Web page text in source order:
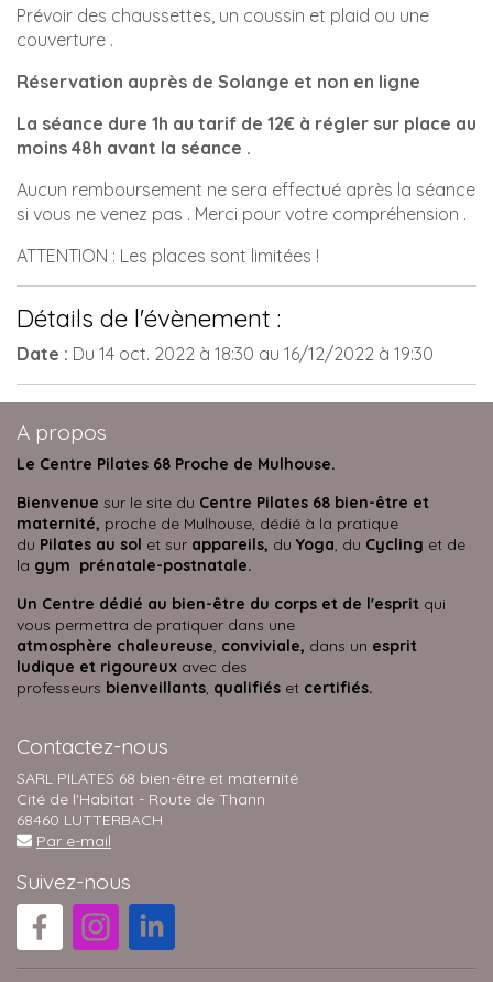
Prévoir des chaussettes, un coussin et plaid ou une
couverture .
Réservation auprès de Solange et non en ligne
La séance dure 1h au tarif de 12€ à régler sur place au
moins 48h avant la séance .
Aucun remboursement ne sera effectué après la séance
si vous ne venez pas . Merci pour votre compréhension .
ATTENTION : Les places sont limitées !
Détails de l'évènement :
Date : Du 14 oct. 2022 à 18:30 au 16/12/2022 à 19:30
A propos
Le Centre Pilates 68 Proche de Mulhouse.
Bienvenue sur le site du Centre Pilates 68 bien-être et
maternité, proche de Mulhouse, dédié à la pratique
du Pilates au sol et sur appareils, du Yoga, du Cycling et de
la gym prénatale-postnatale.
Un Centre dédié au bien-être du corps et de l'esprit qui
vous permettra de pratiquer dans une
atmosphère chaleureuse, conviviale, dans un esprit
ludique et rigoureux avec des
professeurs bienveillants, qualifiés et certifiés.
Contactez-nous
SARL PILATES 68 bien-être et maternité
Cité de l'Habitat - Route de Thann
68460 LUTTERBACH
Par e-mail
Suivez-nous